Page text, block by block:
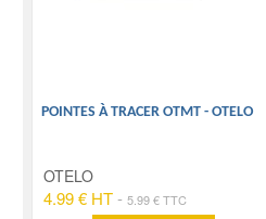
POINTES À TRACER OTMT - OTELO
OTELO
4.99 € HT - 5.99 € TTC